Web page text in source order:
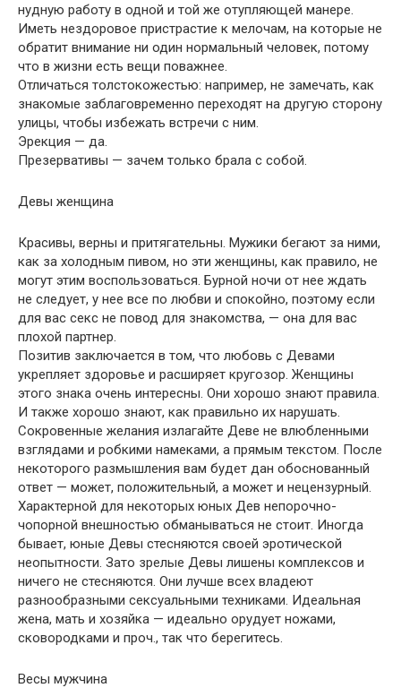
нудную работу в одной и той же отупляющей манере.
Иметь нездоровое пристрастие к мелочам, на которые не
обратит внимание ни один нормальный человек, потому
что в жизни есть вещи поважнее.
Отличаться толстокожестью: например, не замечать, как
знакомые заблаговременно переходят на другую сторону
улицы, чтобы избежать встречи с ним.
Эрекция — да.
Презервативы — зачем только брала с собой.
Девы женщина
Красивы, верны и притягательны. Мужики бегают за ними,
как за холодным пивом, но эти женщины, как правило, не
могут этим воспользоваться. Бурной ночи от нее ждать
не следует, у нее все по любви и спокойно, поэтому если
для вас секс не повод для знакомства, — она для вас
плохой партнер.
Позитив заключается в том, что любовь с Девами
укрепляет здоровье и расширяет кругозор. Женщины
этого знака очень интересны. Они хорошо знают правила.
И также хорошо знают, как правильно их нарушать.
Сокровенные желания излагайте Деве не влюбленными
взглядами и робкими намеками, а прямым текстом. После
некоторого размышления вам будет дан обоснованный
ответ — может, положительный, а может и нецензурный.
Характерной для некоторых юных Дев непорочно-
чопорной внешностью обманываться не стоит. Иногда
бывает, юные Девы стесняются своей эротической
неопытности. Зато зрелые Девы лишены комплексов и
ничего не стесняются. Они лучше всех владеют
разнообразными сексуальными техниками. Идеальная
жена, мать и хозяйка — идеально орудует ножами,
сковородками и проч., так что берегитесь.
Весы мужчина